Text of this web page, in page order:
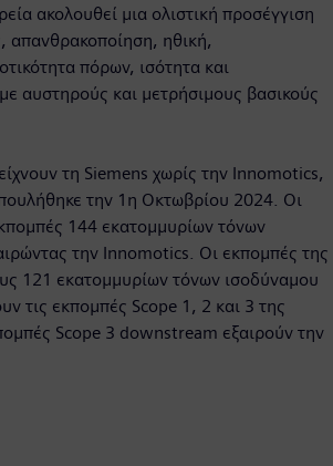
ακολουθεί μια ολιστική προσέγγιση
απανθρακοποίηση, ηθική,
πόρων, ισότητα και
αυστηρούς και μετρήσιμους βασικούς
τη Siemens χωρίς την Innomotics,
την 1η Οκτωβρίου 2024. Οι
144 εκατομμυρίων τόνων
την Innomotics. Οι εκπομπές της
121 εκατομμυρίων τόνων ισοδύναμου
τις εκπομπές Scope 1, 2 και 3 της
Scope 3 downstream εξαιρούν την